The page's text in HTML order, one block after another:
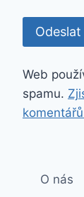
Web
spamu.
O nás